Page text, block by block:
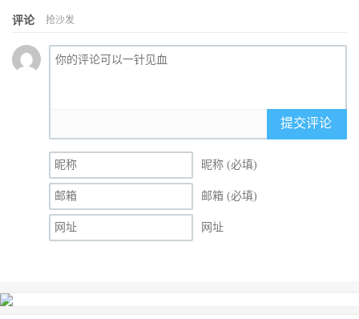
评论 抢沙发
提交评论
昵称 (必填)
邮箱 (必填)
网址